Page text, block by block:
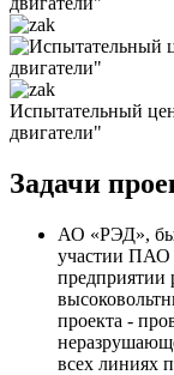
Испытательный
двигатели"
Задачи
АО «РЭД»,
участии
предприятии
проекта -
всех линиях